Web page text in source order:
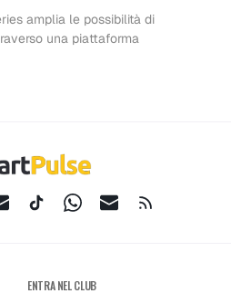
amplia le possibilità di
una piattaforma
ENTRA NEL CLUB